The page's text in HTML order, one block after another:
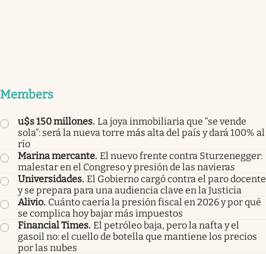
Members
u$s 150 millones. La joya inmobiliaria que “se vende
sola”: será la nueva torre más alta del país y dará 100% al
río
Marina mercante. El nuevo frente contra Sturzenegger:
malestar en el Congreso y presión de las navieras
Universidades. El Gobierno cargó contra el paro docente
y se prepara para una audiencia clave en la Justicia
Alivio. Cuánto caería la presión fiscal en 2026 y por qué
se complica hoy bajar más impuestos
Financial Times. El petróleo baja, pero la nafta y el
gasoil no: el cuello de botella que mantiene los precios
por las nubes